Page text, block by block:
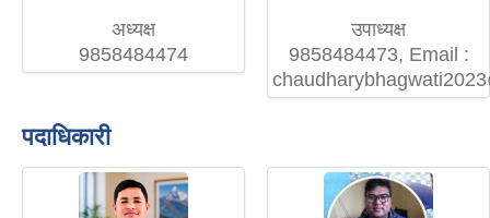
अध्यक्ष
9858484474
उपाध्यक्ष
9858484473, Email :
पदाधिकारी